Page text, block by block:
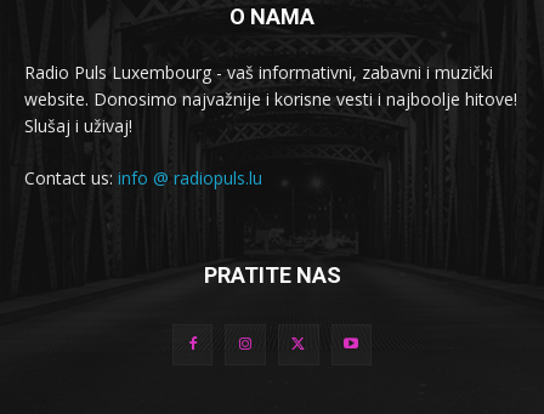
O NAMA
Radio Puls Luxembourg - vaš informativni, zabavni i muzički
website. Donosimo najvažnije i korisne vesti i najboolje hitove!
Slušaj i uživaj!
Contact us: info @ radiopuls.lu
PRATITE NAS